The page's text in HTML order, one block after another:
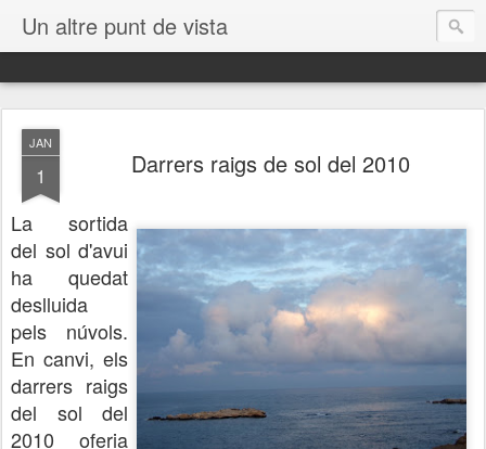
Un altre punt de vista
JAN
1 Darrers raigs de sol del 2010
La sortida
del sol d'avui
ha quedat
deslluida
pels núvols.
En canvi, els
darrers raigs
del sol del
2010 oferia